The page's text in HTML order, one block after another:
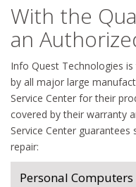
With the
an
Info Quest Technologies
by all major large
Service Center for their
covered by their warranty
Service Center
repair:
Personal Computers